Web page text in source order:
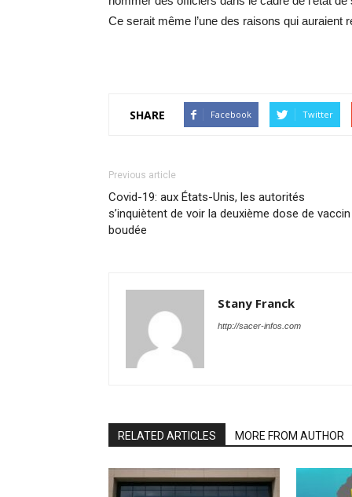
Ce serait même l’une des raisons qui auraient
SHARE Facebook Twitter
Previous article
Covid-19: aux États-Unis, les autorités
s’inquiètent de voir la deuxième dose de vaccin
boudée
Stany Franck
http://sacer-infos.com
RELATED ARTICLES MORE FROM AUTHOR